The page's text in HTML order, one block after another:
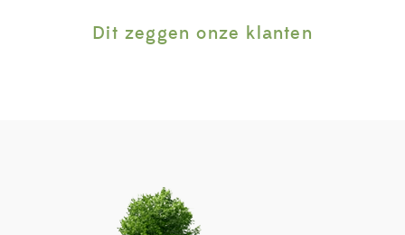
Dit zeggen onze klanten